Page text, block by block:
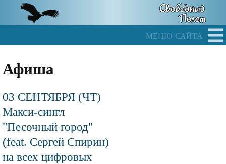
main
меню сайта
Афиша
03 СЕНТЯБРЯ (ЧТ)
Макси-сингл
"Песочный город"
(feat. Сергей Спирин)
на всех цифровых